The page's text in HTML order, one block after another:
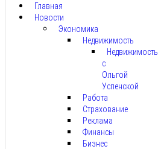
Главная
Новости
Экономика
Недвижимость
Недвижимость
с
Ольгой
Успенской
Работа
Страхование
Реклама
Финансы
Бизнес